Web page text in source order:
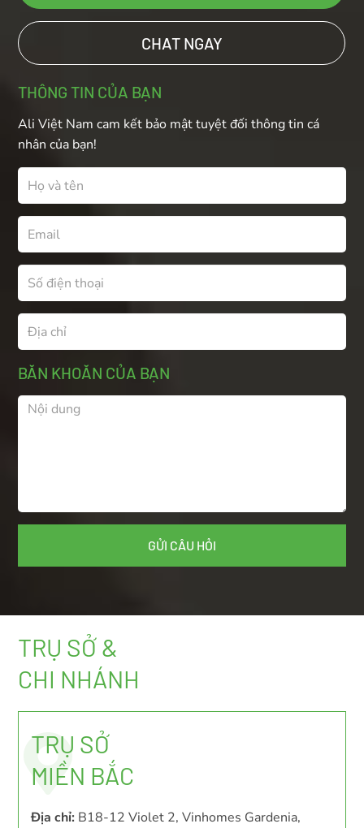
CHAT NGAY
THÔNG TIN CỦA BẠN
Ali Việt Nam cam kết bảo mật tuyệt đối thông tin cá
nhân của bạn!
BĂN KHOĂN CỦA BẠN
TRỤ SỞ &
CHI NHÁNH
TRỤ SỞ
MIỀN BẮC
Địa chỉ: B18-12 Violet 2, Vinhomes Gardenia,